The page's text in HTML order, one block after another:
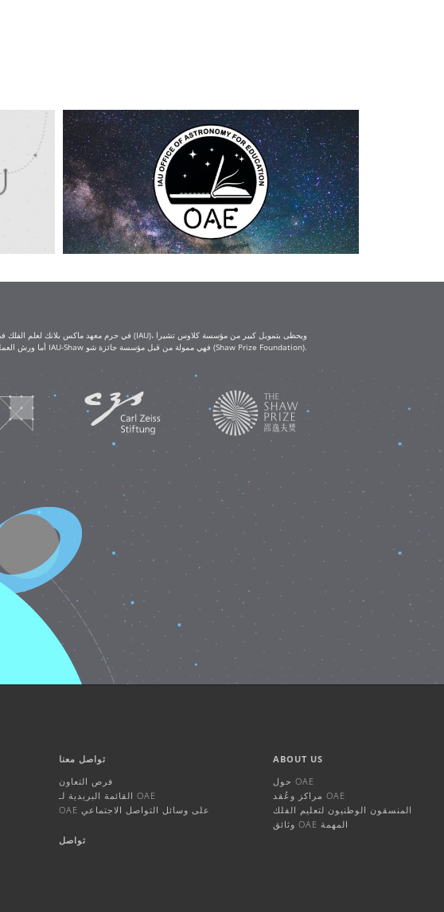
(Klaus Tschira Foundation) ومؤسسة كارل تسايس (Carl Zeiss Foundation). أما ورش العمل التعليمية IAU-Shaw فهي ممولة من قبل مؤسسة جائزة شو (Shaw Prize Foundation).
تواصل معنا
فرص التعاون
القائمة البريدية لـ OAE
OAE على وسائل التواصل الاجتماعي
تواصل
ABOUT US
حول OAE
مراكز وعُقد OAE
المنسقون الوطنيون لتعليم الفلك
وثائق OAE المهمة